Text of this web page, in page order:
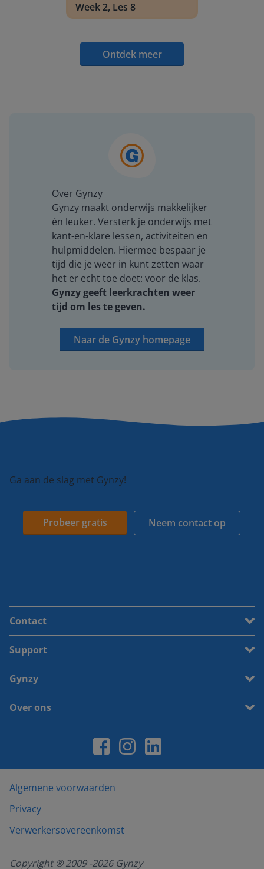
Week 2, Les 8
Ontdek meer
Over Gynzy
Gynzy maakt onderwijs makkelijker
én leuker. Versterk je onderwijs met
kant-en-klare lessen, activiteiten en
hulpmiddelen. Hiermee bespaar je
tijd die je weer in kunt zetten waar
het er echt toe doet: voor de klas.
Gynzy geeft leerkrachten weer
tijd om les te geven.
Naar de Gynzy homepage
Ga aan de slag met Gynzy!
Probeer gratis Neem contact op
Contact
Support
Gynzy
Over ons
Algemene voorwaarden
Privacy
Verwerkersovereenkomst
Copyright ® 2009 -2026Gynzy